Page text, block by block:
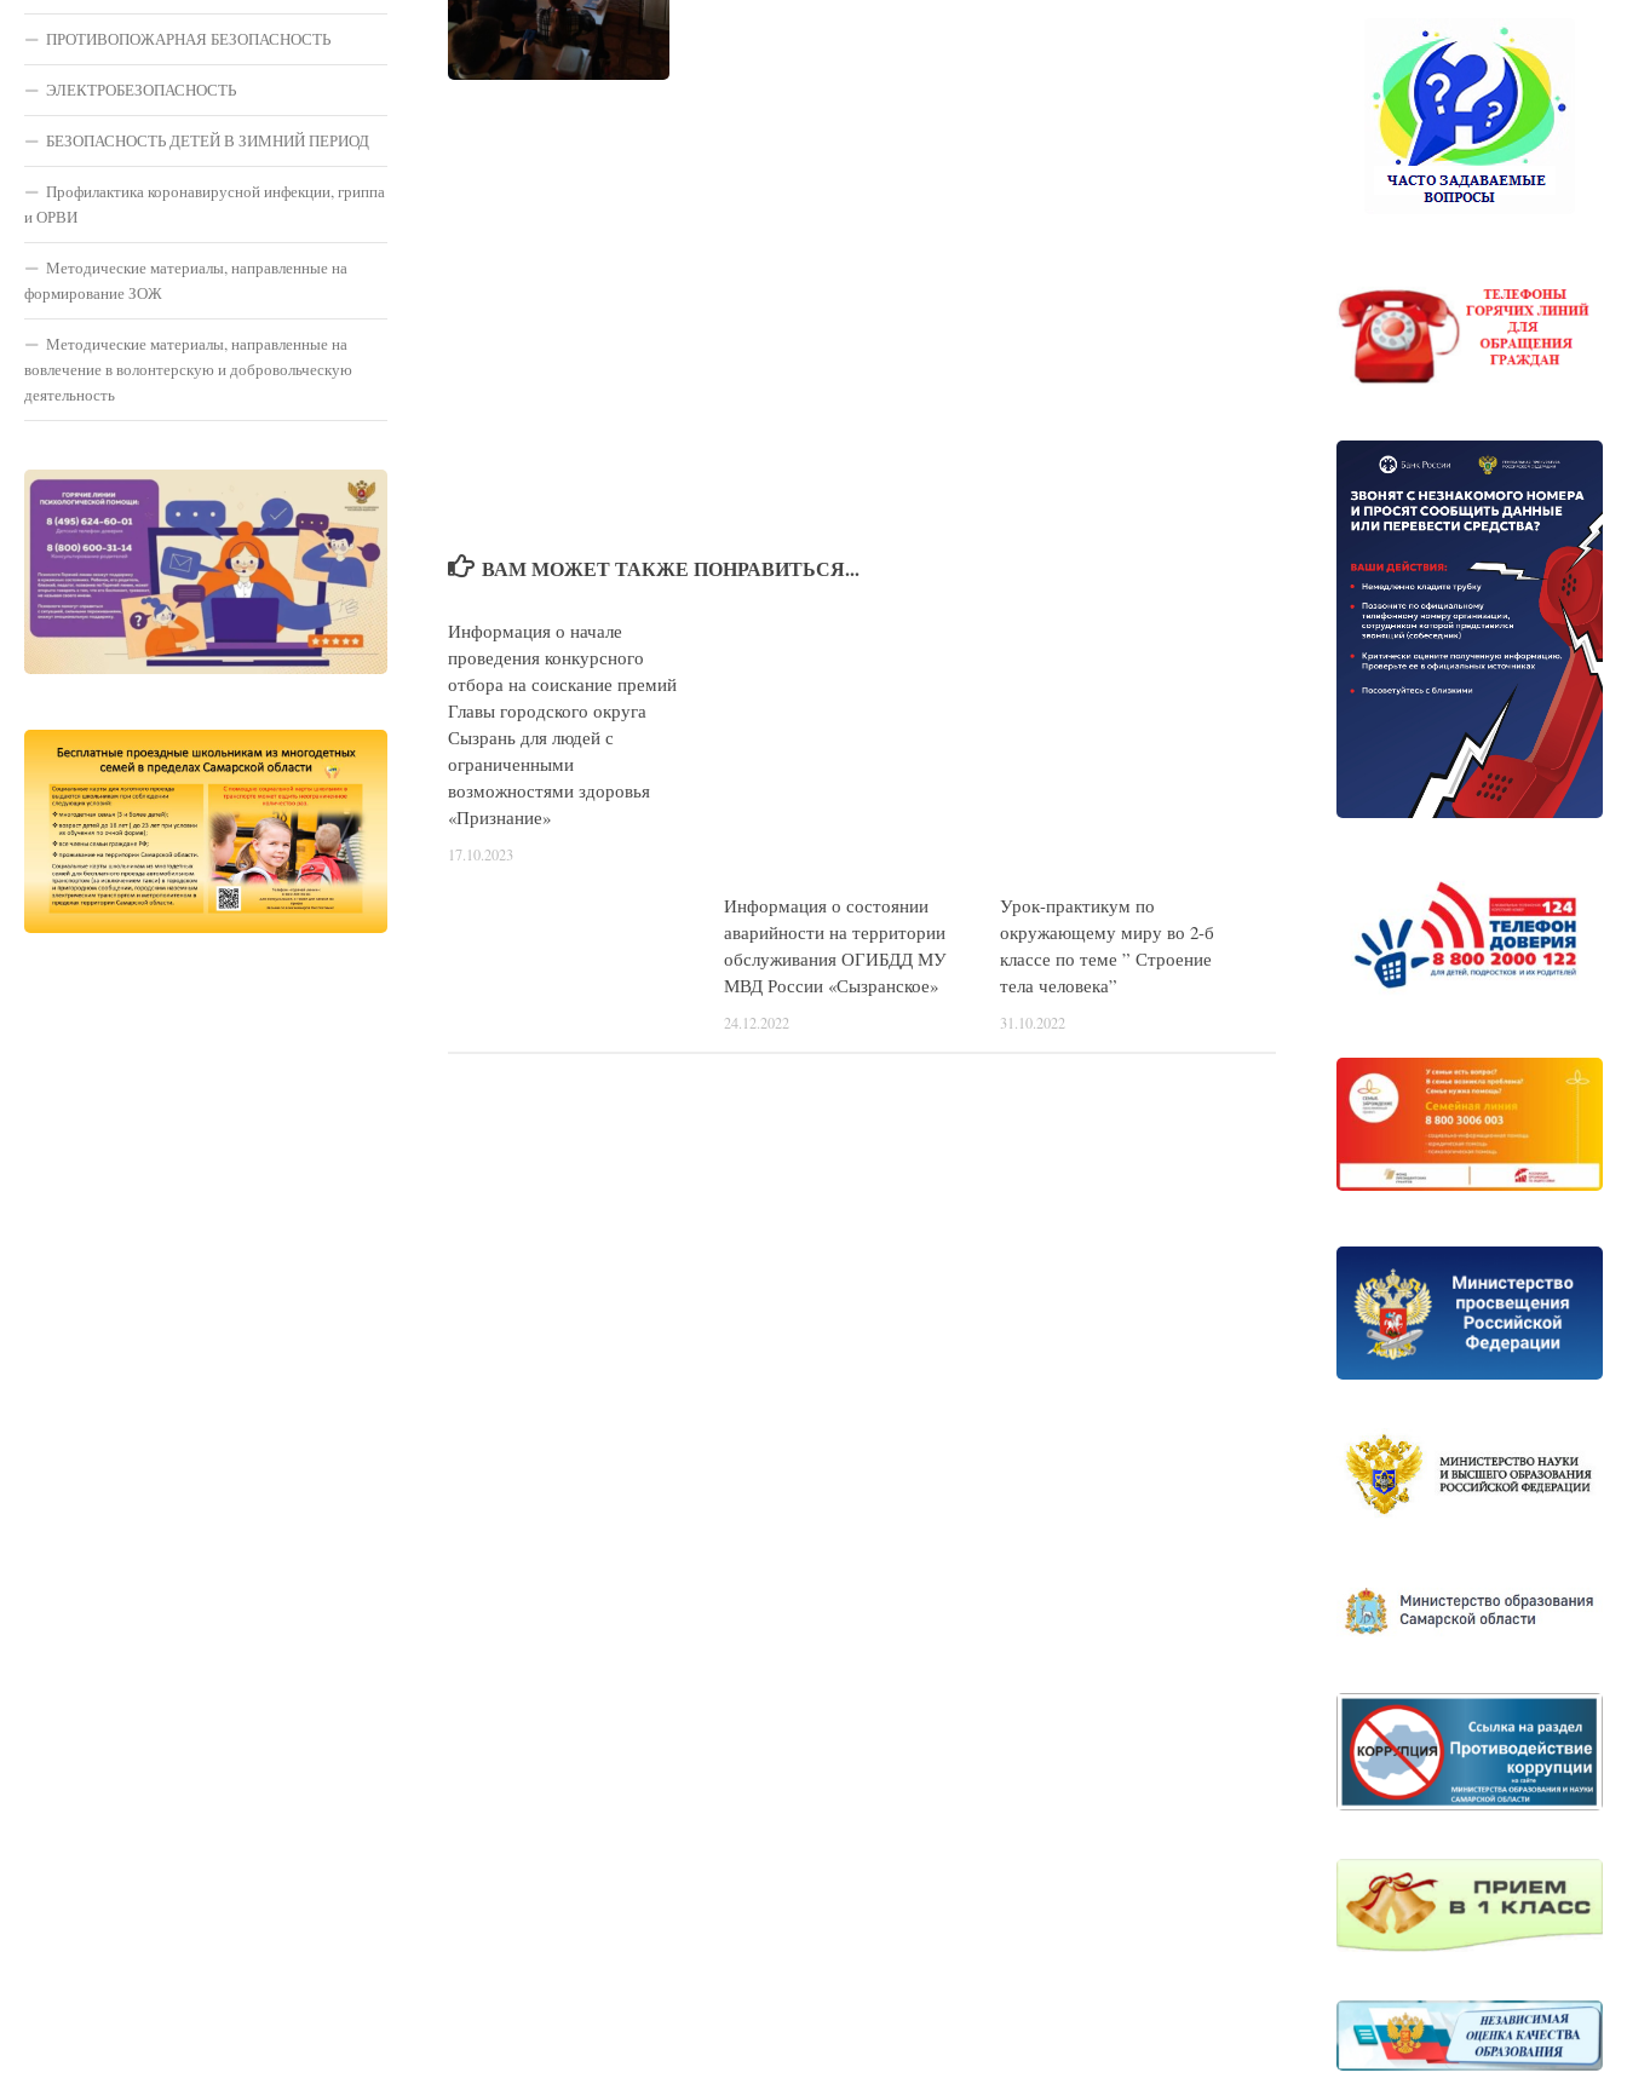
проведения конкурсного
Главы городского округа
Сызрань для людей с
ограниченными
возможностями здоровья
«Признание»
17.10.2023
ПРОТИВОПОЖАРНАЯ БЕЗОПАСНОСТЬ
ЭЛЕКТРОБЕЗОПАСНОСТЬ
БЕЗОПАСНОСТЬ ДЕТЕЙ В ЗИМНИЙ ПЕРИОД
Профилактика коронавирусной инфекции, гриппа
и ОРВИ
Методические материалы, направленные на
формирование ЗОЖ
Методические материалы, направленные на
вовлечение в волонтерскую и добровольческую
деятельность